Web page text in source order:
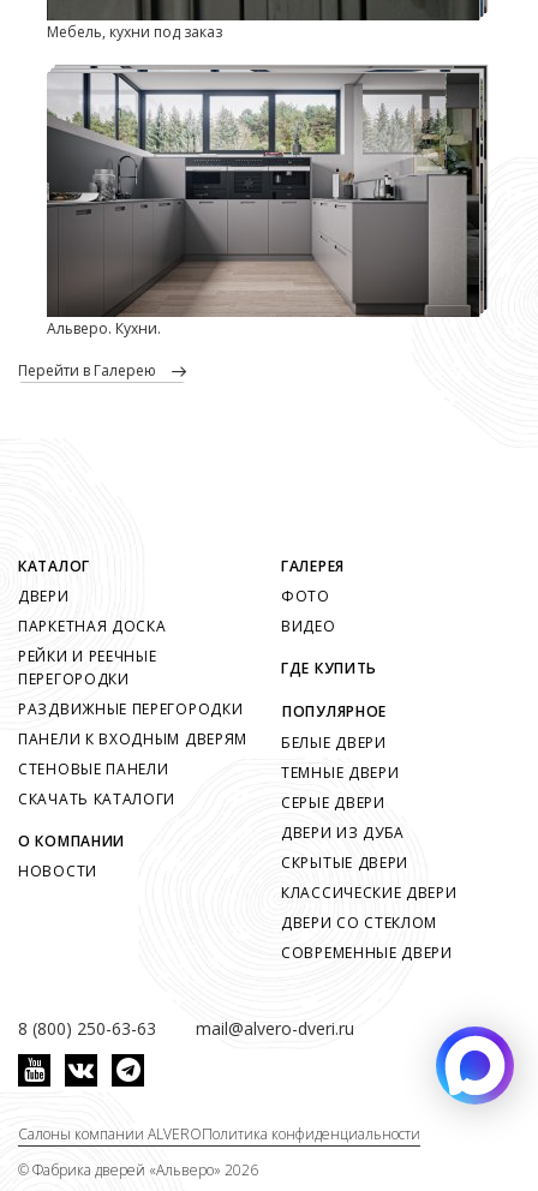
Мебель, кухни под заказ
Альверо. Кухни.
перейти в Галерею
8 (800) 250-63-63 mail@alvero-dveri.ru
КАТАЛОГ
ДВЕРИ
ПАРКЕТНАЯ ДОСКА
РЕЙКИ И РЕЕЧНЫЕ
ПЕРЕГОРОДКИ
РАЗДВИЖНЫЕ ПЕРЕГОРОДКИ
ПАНЕЛИ К ВХОДНЫМ ДВЕРЯМ
СТЕНОВЫЕ ПАНЕЛИ
СКАЧАТЬ КАТАЛОГИ
О КОМПАНИИ
НОВОСТИ
ГАЛЕРЕЯ
ФОТО
ВИДЕО
ГДЕ КУПИТЬ
ПОПУЛЯРНОЕ
БЕЛЫЕ ДВЕРИ
ТЕМНЫЕ ДВЕРИ
СЕРЫЕ ДВЕРИ
ДВЕРИ ИЗ ДУБА
СКРЫТЫЕ ДВЕРИ
КЛАССИЧЕСКИЕ ДВЕРИ
ДВЕРИ СО СТЕКЛОМ
СОВРЕМЕННЫЕ ДВЕРИ
©Фабрика дверей «Альверо» 2026
Салоны компании ALVEROПолитика конфиденциальности